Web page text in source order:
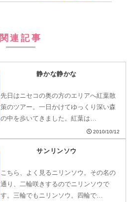
関連記事
静かな静かな
先日はニセコの奥の方のエリアへ紅葉散
策のツアー。一日かけてゆっくり深い森
の中を歩いてきました。紅葉は…
2010/10/12
サンリンソウ
こちら、よく見るニリンソウ。その名の
通り、二輪咲きするのでニリンソウで
す。三輪でもニリンソウ。四輪で…